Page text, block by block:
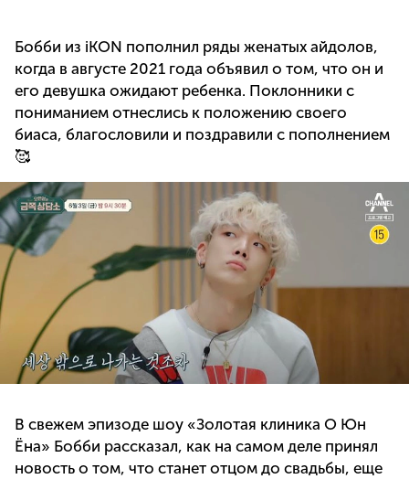
Бобби из iKON пополнил ряды женатых айдолов,
когда в августе 2021 года объявил о том, что он и
его девушка ожидают ребенка. Поклонники с
пониманием отнеслись к положению своего
биаса, благословили и поздравили с пополнением
🥰
В свежем эпизоде шоу «Золотая клиника О Юн
Ёна» Бобби рассказал, как на самом деле принял
новость о том, что станет отцом до свадьбы, еще